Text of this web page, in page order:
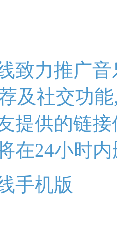
致力推广
及社交功
提供的链
在24小时
手机版